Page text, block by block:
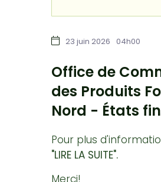
23 juin 2026 04h00
Office de
des Produits
Nord - États
Pour plus
"LIRE LA SUITE".